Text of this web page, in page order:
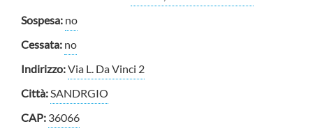
Sospesa: no
Cessata: no
Indirizzo:Via L. Da Vinci 2
Città:SANDRGIO
CAP: 36066